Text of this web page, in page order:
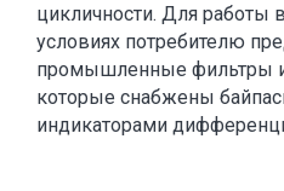
цикличности. Для работы
условиях потребителю
промышленные фильтры
которые снабжены
индикаторами